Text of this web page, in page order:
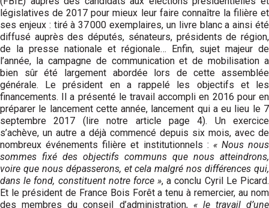
législatives de 2017 pour mieux leur faire connaître la filière et
ses enjeux : tiré à 37 000 exemplaires, un livre blanc a ainsi été
diffusé auprès des députés, sénateurs, présidents de région,
de la presse nationale et régionale… Enfin, sujet majeur de
l’année, la campagne de communication et de mobilisation a
bien sûr été largement abordée lors de cette assemblée
générale. Le président en a rappelé les objectifs et les
financements. Il a présenté le travail accompli en 2016 pour en
préparer le lancement cette année, lancement qui a eu lieu le 7
septembre 2017 (lire notre article page 4). Un exercice
s’achève, un autre a déjà commencé depuis six mois, avec de
nombreux événements filière et insti­tutionnels : « Nous nous
sommes fixé des objectifs communs que nous atteindrons,
voire que nous dépasserons, et cela malgré nos différences qui,
dans le fond, constituent notre force », a conclu Cyril Le Picard.
Et le président de France Bois Forêt a tenu à remercier, au nom
des membres du conseil d’administration, « le travail d’une